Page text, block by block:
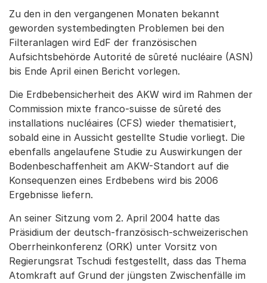
Zu den in den vergangenen Monaten bekannt
geworden systembedingten Problemen bei den
Filteranlagen wird EdF der französischen
Aufsichtsbehörde Autorité de sûreté nucléaire (ASN)
bis Ende April einen Bericht vorlegen.
Die Erdbebensicherheit des AKW wird im Rahmen der
Commission mixte franco-suisse de sûreté des
installations nucléaires (CFS) wieder thematisiert,
sobald eine in Aussicht gestellte Studie vorliegt. Die
ebenfalls angelaufene Studie zu Auswirkungen der
Bodenbeschaffenheit am AKW-Standort auf die
Konsequenzen eines Erdbebens wird bis 2006
Ergebnisse liefern.
An seiner Sitzung vom 2. April 2004 hatte das
Präsidium der deutsch-französisch-schweizerischen
Oberrheinkonferenz (ORK) unter Vorsitz von
Regierungsrat Tschudi festgestellt, dass das Thema
Atomkraft auf Grund der jüngsten Zwischenfälle im